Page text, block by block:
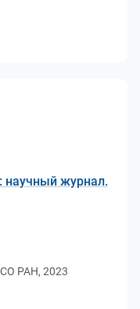
научный журнал.
РАН, 2023